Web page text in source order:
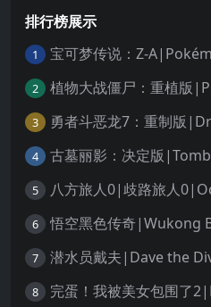
排行榜展示
1 宝可梦传说：Z-
2
3
4
5 八方旅人0|歧路旅人
6 悟空黑色传奇|Wukong
7 潜水员戴夫|Dave the
8 完蛋！我被美女包围了